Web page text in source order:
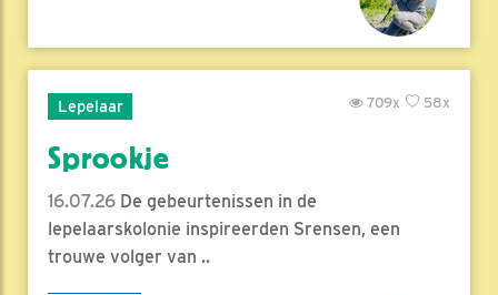
Lepelaar 58x
709x
Sprookje
16.07.26 De gebeurtenissen in de
lepelaarskolonie inspireerden Srensen, een
trouwe volger van ..